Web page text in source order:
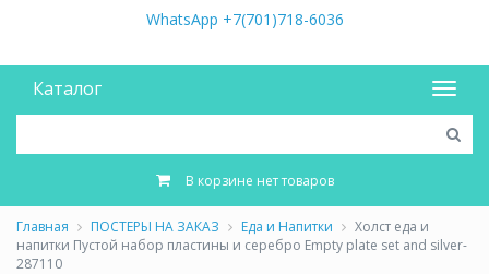
WhatsApp +7(701)718-6036
Каталог
В корзине нет товаров
Главная ПОСТЕРЫ НА ЗАКАЗ Еда и Напитки
Холст еда и
напитки Пустой набор пластины и серебро Empty plate set and silver-
287110